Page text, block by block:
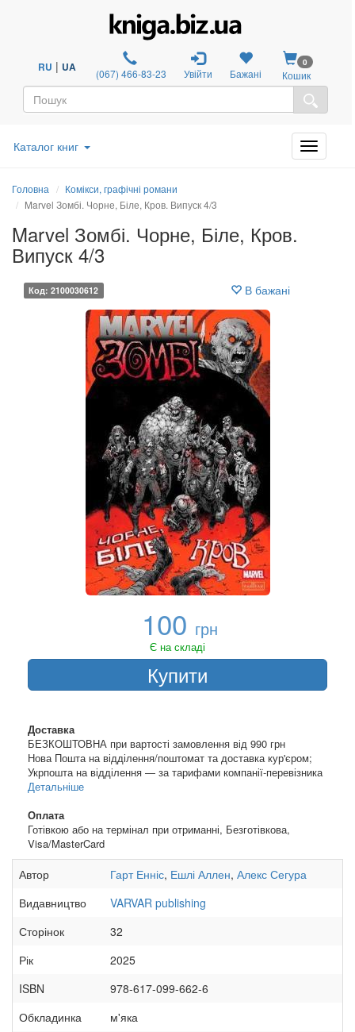
RU | UA (067) 466-83-23 Увійти Бажані
0
Кошик
Каталог книг
Головна
Комікси, графічні романи
Marvel Зомбі. Чорне, Біле, Кров. Випуск 4/3
Marvel Зомбі. Чорне, Біле, Кров.
Випуск 4/3
Код: 2100030612 В бажані
100 грн
Є на складі
Купити
Доставка
БЕЗКОШТОВНА при вартості замовлення від 990 грн
Нова Пошта на відділення/поштомат та доставка кур'єром;
Укрпошта на відділення — за тарифами компанії-перевізника
Детальніше
Оплата
Готівкою або на термінал при отриманні, Безготівкова,
Visa/MasterCard
Автор Гарт Енніс, Ешлі Аллен, Алекс Сегура
Видавництво
VARVAR publishing
Сторінок
32
Рік
2025
ISBN
978-617-099-662-6
Обкладинка
м'яка